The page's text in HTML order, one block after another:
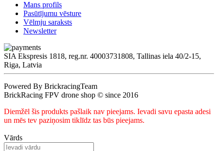
Mans profils
Pasūtījumu vēsture
Vēlmju saraksts
Newsletter
SIA Ekspresis 1818, reg.nr. 40003731808, Tallinas iela 40/2-15,
Riga, Latvia
Powered By BrickracingTeam
BrickRacing FPV drone shop © since 2016
Diemžēl šis produkts pašlaik nav pieejams. Ievadi savu epasta adesi
un mēs tev paziņosim tiklīdz tas būs pieejams.
Vārds